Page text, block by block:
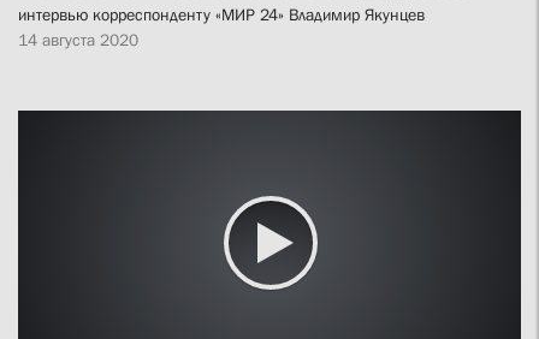
интервью корреспонденту «МИР 24» Владимир Якунцев
14 августа 2020